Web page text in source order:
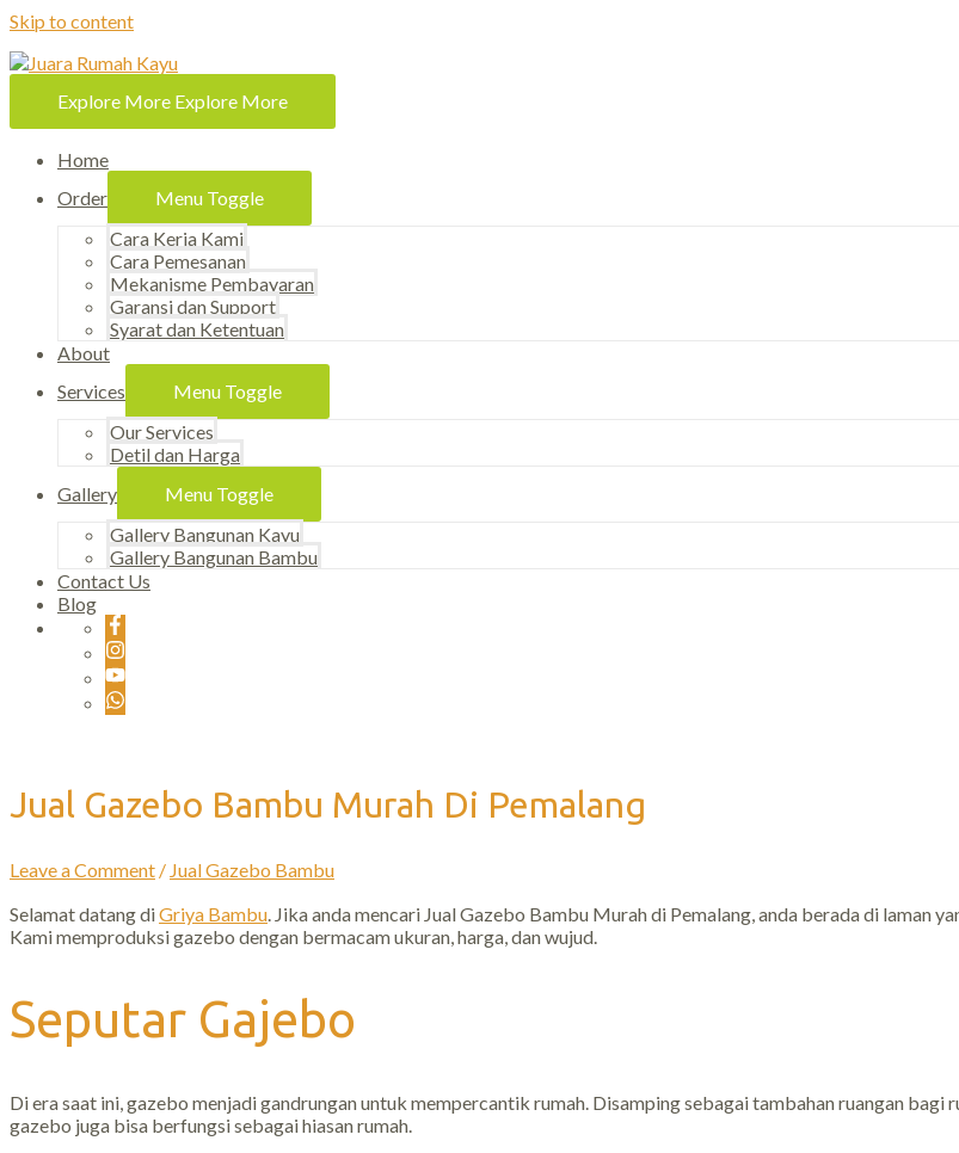
Skip to content
Explore More Explore More
Home
Order
Menu Toggle
Cara Kerja Kami
Cara Pemesanan
Mekanisme Pembayaran
Garansi dan Support
Syarat dan Ketentuan
About
Services
Menu Toggle
Our Services
Detil dan Harga
Gallery
Menu Toggle
Gallery Bangunan Kayu
Gallery Bangunan Bambu
Contact Us
Blog
Jual Gazebo Bambu Murah Di Pemalang
Leave a Comment / Jual Gazebo Bambu
Selamat datang diGriya Bambu . Jika anda mencari Jual Gazebo Bambu Murah di Pemalang, anda berada di laman
Kami memproduksi gazebo dengan bermacam ukuran, harga, dan wujud.
Seputar Gajebo
Di era saat ini, gazebo menjadi gandrungan untuk mempercantik rumah. Disamping sebagai tambahan ruangan bagi
gazebo juga bisa berfungsi sebagai hiasan rumah.